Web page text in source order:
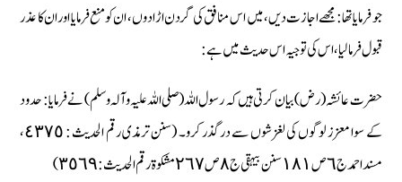
جو فرمایا تھا : مجھے اجازت دیں، میں اس منافق کی گردن اڑا دوں، ان کو منع فرمایا اور ان کا عذر
قبول فرما لیا، اس کی توجیہ اس حدیث میں ہے :
حضرت عائشہ (رض) بیان کرتی ہیں کہ رسول اللہ (صلی اللہ علیہ وآلہ وسلم) نے فرمایا : حدود
کے سوا معزز لوگوں کی لغزشوں سے درگذر کرو۔ (سنن ترمذی رقم الحدیث : ٤٣٧٥،
مسند احمد ج ٦ ص ١٨١ سنن بیہقی ج ٨ ص ٢٦٧ مشکوۃ رقم الحدیث : ٣٥٦٩ )